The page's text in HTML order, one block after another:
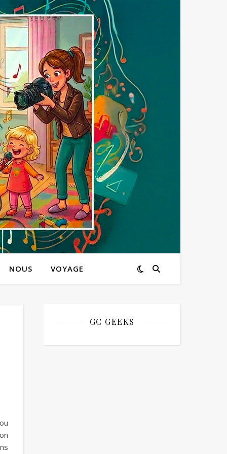
NOUS VOYAGE
GC GEEKS